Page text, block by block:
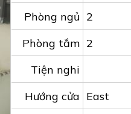
Phòng ngủ 2
Phòng tắm 2
Tiện nghi
Hướng cửa East